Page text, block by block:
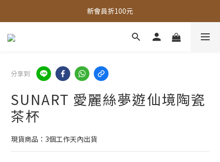
全館，滿888超取免運｜滿1500宅配免運
新會員折100元
全館現貨商品，3個工作天內出貨
分享到
SUNART 愛麗絲夢遊仙境陶瓷
茶杯
現貨商品：3個工作天內出貨